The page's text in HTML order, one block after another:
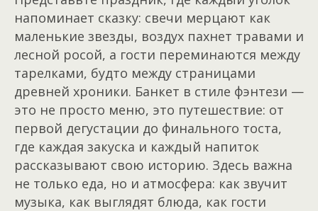
напоминает сказку: свечи мерцают как
маленькие звезды, воздух пахнет травами и
лесной росой, а гости переминаются между
тарелками, будто между страницами
древней хроники. Банкет в стиле фэнтези —
это не просто меню, это путешествие: от
первой дегустации до финального тоста,
где каждая закуска и каждый напиток
рассказывают свою историю. Здесь важна
не только еда, но и атмосфера: как звучит
музыка, как выглядят блюда, как гости